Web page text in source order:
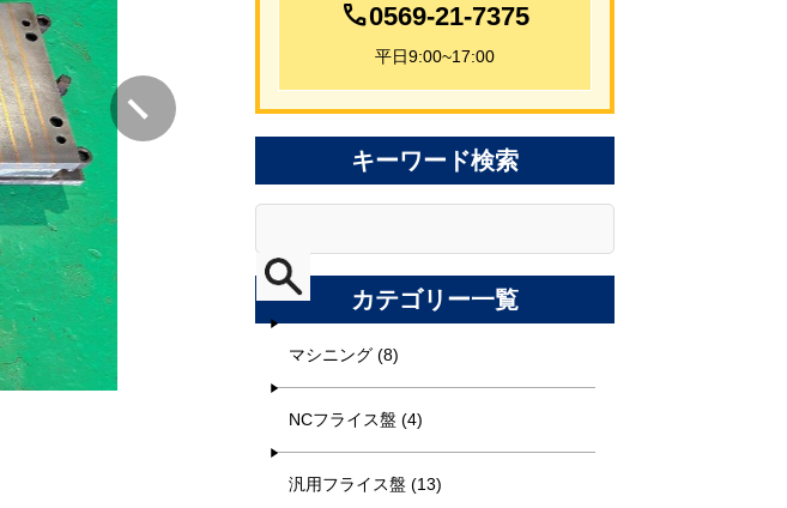
0569-21-7375
平日9:00~17:00
キーワード検索
カテゴリー一覧
マシニング (8)
NCフライス盤 (4)
汎用フライス盤 (13)